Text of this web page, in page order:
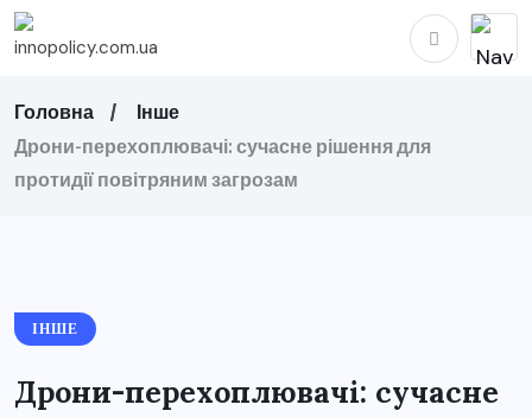
Головна
Інше
Дрони-перехоплювачі: сучасне рішення для
протидії повітряним загрозам
ІНШЕ
Дрони-перехоплювачі: сучасне